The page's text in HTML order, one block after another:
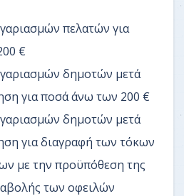
πελατών για
€
δημοτών μετά
για ποσά άνω των 200 €
δημοτών μετά
για διαγραφή των τόκων
με την προϋπόθεση της
των οφειλών